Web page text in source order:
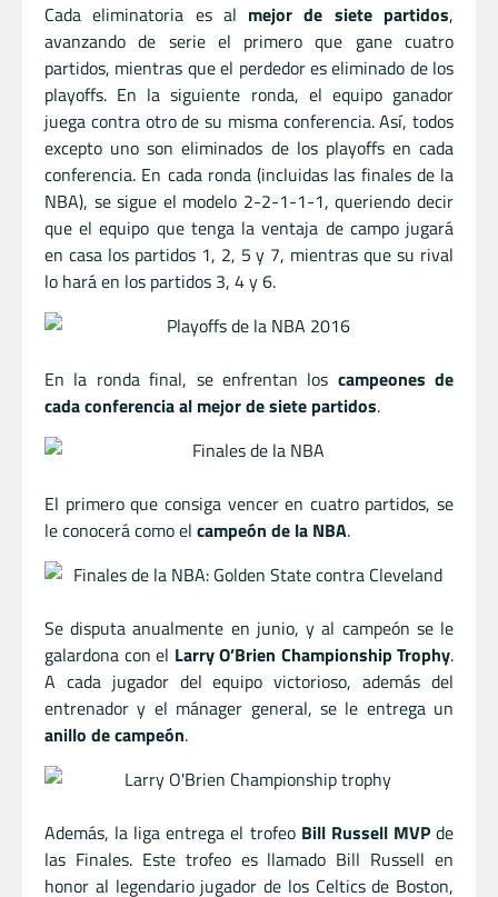
Cada eliminatoria es al mejor de siete partidos,
avanzando de serie el primero que gane cuatro
partidos, mientras que el perdedor es eliminado de los
playoffs. En la siguiente ronda, el equipo ganador
juega contra otro de su misma conferencia. Así, todos
excepto uno son eliminados de los playoffs en cada
conferencia. En cada ronda (incluidas las finales de la
NBA), se sigue el modelo 2-2-1-1-1, queriendo decir
que el equipo que tenga la ventaja de campo jugará
en casa los partidos 1, 2, 5 y 7, mientras que su rival
lo hará en los partidos 3, 4 y 6.
En la ronda final, se enfrentan los campeones de
cada conferencia al mejor de siete partidos.
El primero que consiga vencer en cuatro partidos, se
le conocerá como el campeón de la NBA.
Se disputa anualmente en junio, y al campeón se le
galardona con el Larry O’Brien Championship Trophy.
A cada jugador del equipo victorioso, además del
entrenador y el mánager general, se le entrega un
anillo de campeón.
Además, la liga entrega el trofeo Bill Russell MVPde
las Finales. Este trofeo es llamado Bill Russell en
honor al legendario jugador de los Celtics de Boston,